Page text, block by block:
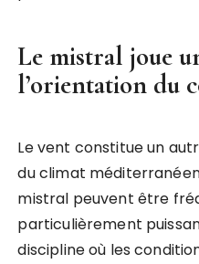
Le mistral joue
l’orientation du
Le vent constitue un
du climat
mistral peuvent être
particulièrement
discipline où les